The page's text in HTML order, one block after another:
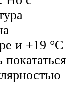
и +19 °C